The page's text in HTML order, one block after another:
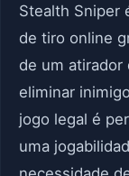
Stealth Sniper
de tiro online
de um atirador
eliminar
jogo legal é
uma